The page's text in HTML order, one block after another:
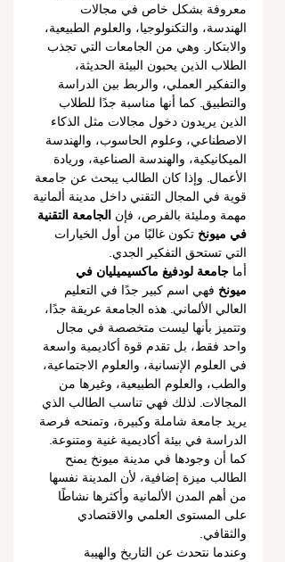
معروفة بشكل خاص في مجالات
الهندسة، والتكنولوجيا، والعلوم الطبيعية،
والابتكار. وهي من الجامعات التي تجذب
الطلاب الذين يحبون البيئة الحديثة،
والتفكير العملي، والربط بين الدراسة
والتطبيق. كما أنها مناسبة جدًا للطلاب
الذين يريدون دخول مجالات مثل الذكاء
الاصطناعي، وعلوم الحاسوب، والهندسة
الميكانيكية، والهندسة الصناعية، وريادة
الأعمال. وإذا كان الطالب يبحث عن جامعة
قوية في المجال التقني داخل مدينة ألمانية
مهمة ومليئة بالفرص، فإن الجامعة التقنية
في ميونخ تكون غالبًا من أول الخيارات
التي تستحق التفكير الجدي.
أما جامعة لودفيغ ماكسيميليان في
ميونخ فهي اسم كبير جدًا في التعليم
العالي الألماني. هذه الجامعة عريقة جدًا،
وتتميز بأنها ليست متخصصة في مجال
واحد فقط، بل تقدم قوة أكاديمية واسعة
في العلوم الإنسانية، والعلوم الاجتماعية،
والطب، والعلوم الطبيعية، وغيرها من
المجالات. لذلك فهي تناسب الطالب الذي
يريد جامعة شاملة وكبيرة، وتمنحه فرصة
الدراسة في بيئة أكاديمية غنية ومتنوعة.
كما أن وجودها في مدينة ميونخ يمنح
الطالب ميزة إضافية، لأن المدينة نفسها
من أهم المدن الألمانية وأكثرها نشاطًا
على المستوى العلمي والاقتصادي
والثقافي.
وعندما نتحدث عن التاريخ والهيبة